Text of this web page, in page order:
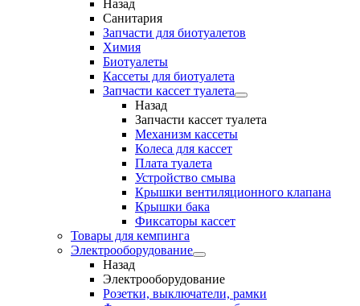
Назад
Санитария
Запчасти для биотуалетов
Химия
Биотуалеты
Кассеты для биотуалета
Запчасти кассет туалета
Назад
Запчасти кассет туалета
Механизм кассеты
Колеса для кассет
Плата туалета
Устройство смыва
Крышки вентиляционного клапана
Крышки бака
Фиксаторы кассет
Товары для кемпинга
Электрооборудование
Назад
Электрооборудование
Розетки, выключатели, рамки